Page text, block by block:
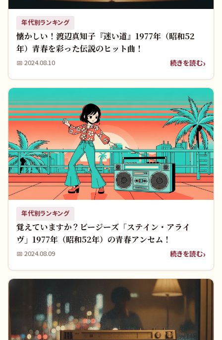
年代別ランキング
懐かしい！渡辺真知子『迷い道』1977年（昭和52
年）青春を彩った伝説のヒット曲！
📅 2024.08.10 続きを読む
年代別ランキング
覚えていますか？ビージーズ「ステイン・アライ
ヴ」1977年（昭和52年）の青春アンセム！
📅 2024.08.09 続きを読む